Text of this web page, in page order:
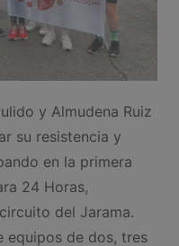
y Almudena Ruiz
su resistencia y
en la primera
24 Horas,
del Jarama.
equipos de dos, tres